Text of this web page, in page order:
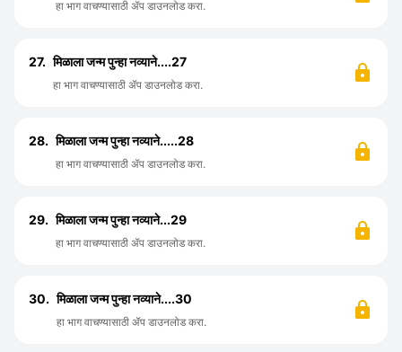
हा भाग वाचण्यासाठी ॲप डाउनलोड करा.
27. मिळाला जन्म पुन्हा नव्याने....27
हा भाग वाचण्यासाठी ॲप डाउनलोड करा.
28. मिळाला जन्म पुन्हा नव्याने.....28
हा भाग वाचण्यासाठी ॲप डाउनलोड करा.
29. मिळाला जन्म पुन्हा नव्याने...29
हा भाग वाचण्यासाठी ॲप डाउनलोड करा.
30. मिळाला जन्म पुन्हा नव्याने....30
हा भाग वाचण्यासाठी ॲप डाउनलोड करा.